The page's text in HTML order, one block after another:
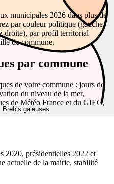
Brebis galeuses
municipales 2026 dans plus de
par couleur politique (gauche,
droite), par profil territorial
de commune.
par commune
de votre commune : jours de
du niveau de la mer,
de Météo France et du GIEC,
2020, présidentielles 2022 et
actuelle de la mairie, stabilité